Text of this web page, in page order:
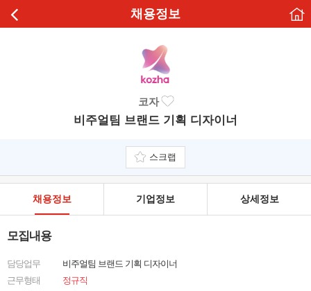
채용정보
코자
비주얼팀 브랜드 기획 디자이너
스크랩
채용정보 기업정보 상세정보
모집내용
담당업무
비주얼팀 브랜드 기획 디자이너
근무형태
정규직